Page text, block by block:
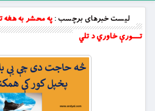
لیست خبرهای برچسب :په محشر به هغه
تــــورې خاوري د تلي